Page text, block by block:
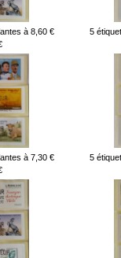
à 8,60 €
5
à 7,30 €
5